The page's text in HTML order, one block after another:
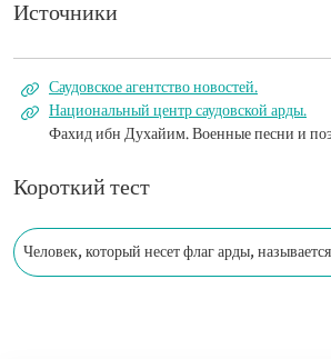
Источники
Саудовское агентство новостей.
Национальный центр саудовской арды.
Фахид ибн Духайим. Военные песни и
Короткий тест
Человек, который несет флаг арды,